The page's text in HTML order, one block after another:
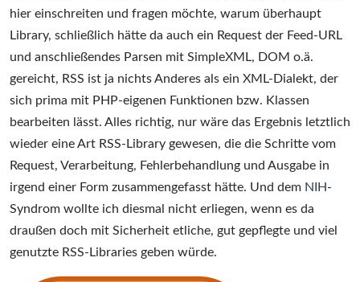
hier einschreiten und fragen möchte, warum überhaupt
Library, schließlich hätte da auch ein Request der Feed-URL
und anschließendes Parsen mit SimpleXML, DOM o.ä.
gereicht, RSS ist ja nichts Anderes als ein XML-Dialekt, der
sich prima mit PHP-eigenen Funktionen bzw. Klassen
bearbeiten lässt. Alles richtig, nur wäre das Ergebnis letztlich
wieder eine Art RSS-Library gewesen, die die Schritte vom
Request, Verarbeitung, Fehlerbehandlung und Ausgabe in
irgend einer Form zusammengefasst hätte. Und dem NIH-
Syndrom wollte ich diesmal nicht erliegen, wenn es da
draußen doch mit Sicherheit etliche, gut gepflegte und viel
genutzte RSS-Libraries geben würde.